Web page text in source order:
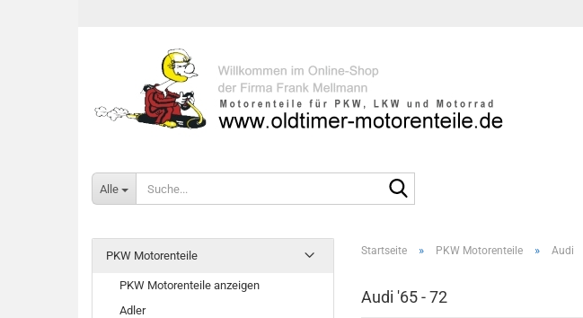
Alle
Startseite » PKW Motorenteile » Audi
Audi '65 - 72
PKW Motorenteile
PKW Motorenteile anzeigen
Adler